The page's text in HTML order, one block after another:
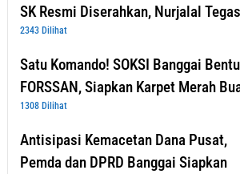
SK Resmi Diserahkan, Nurjalal
2343 Dilihat
Satu Komando! SOKSI Banggai
FORSSAN, Siapkan Karpet Merah
1308 Dilihat
Antisipasi Kemacetan Dana Pusat,
Pemda dan DPRD Banggai Siapkan